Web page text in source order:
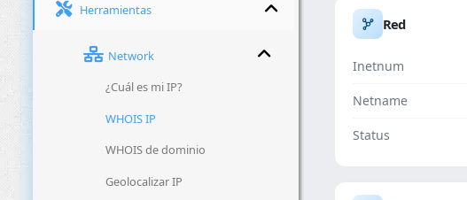
Herramientas
Network
¿Cuál es mi IP?
WHOIS IP
WHOIS de dominio
Geolocalizar IP
Red
Inetnum
Netname
Status